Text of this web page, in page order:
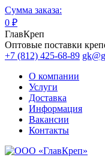
Сумма заказа:
0 ₽
ГлавКреп
Оптовые поставки
+7 (812) 425-68-89
О компании
Услуги
Доставка
Информация
Вакансии
Контакты